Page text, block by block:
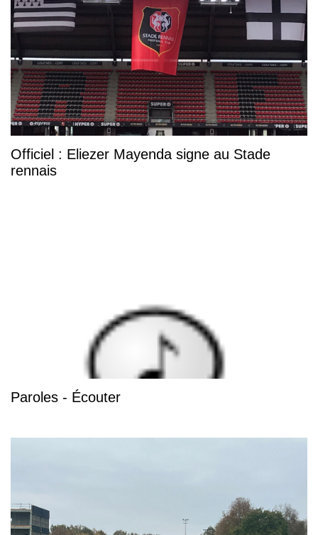
Officiel : Eliezer Mayenda signe au Stade
rennais
Paroles - Écouter